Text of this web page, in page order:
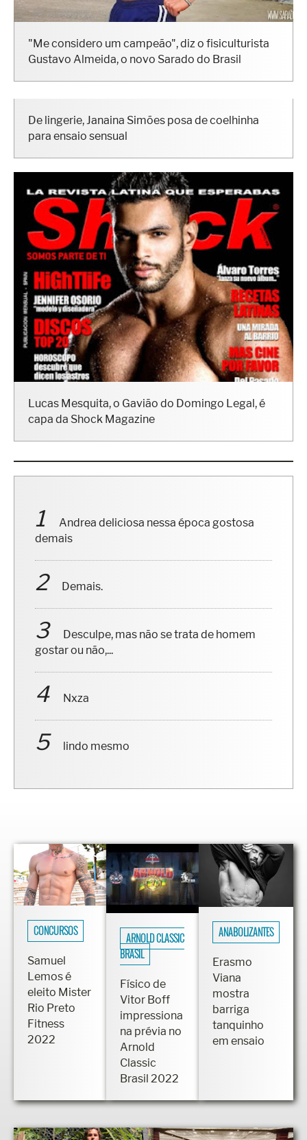
"Me considero um campeão", diz o fisiculturista
Gustavo Almeida, o novo Sarado do Brasil
De lingerie, Janaina Simões posa de coelhinha
para ensaio sensual
Lucas Mesquita, o Gavião do Domingo Legal, é
capa da Shock Magazine
Andrea deliciosa nessa época gostosa
demais
Demais.
Desculpe, mas não se trata de homem
gostar ou não,...
Nxza
lindo mesmo
CONCURSOS
Samuel
Lemos é
eleito Mister
Rio Preto
Fitness
2022
ARNOLD CLASSIC
BRASIL
Físico de
Vitor Boff
impressiona
na prévia no
Arnold
Classic
Brasil 2022
ANABOLIZANTES
Erasmo
Viana
mostra
barriga
tanquinho
em ensaio